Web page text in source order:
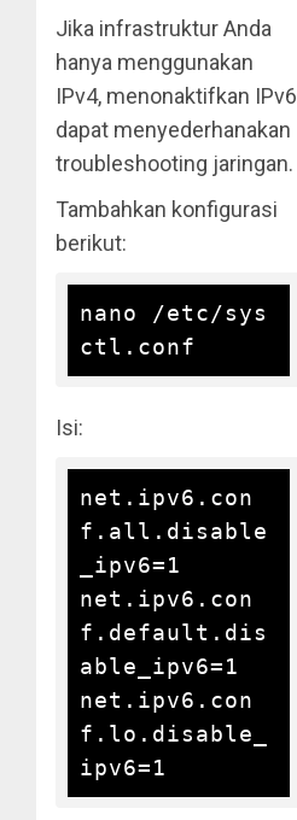
Jika infrastruktur Anda
hanya menggunakan
IPv4, menonaktifkan IPv6
dapat menyederhanakan
troubleshooting jaringan.
Tambahkan konfigurasi
berikut:
nano /etc/sys
Isi:
net.ipv6.con
f.all.disable
_ipv6=1
net.ipv6.con
f.default.dis
able_ipv6=1
net.ipv6.con
f.lo.disable_